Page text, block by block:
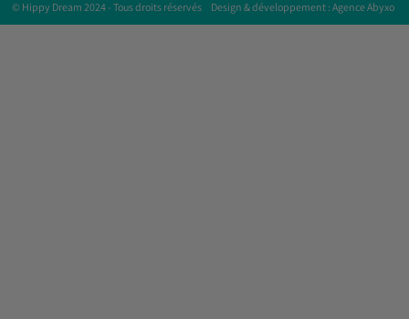
© Hippy Dream 2024 - Tous droits réservés Design & développement : Agence Abyxo